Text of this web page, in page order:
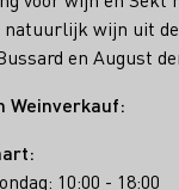
wijn uit
en August
Weinverkauf:
10:00 - 18:00